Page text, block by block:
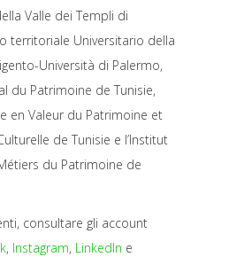
Valle dei Templi di
territoriale Universitario della
Università di Palermo,
du Patrimoine de Tunisie,
en Valeur du Patrimoine et
de Tunisie e l’Institut
du Patrimoine de
consultare gli account
, Instagram, LinkedIn e